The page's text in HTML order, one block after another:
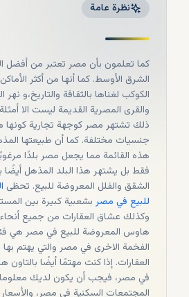
نظرة عامة
كما تعلمون بأن مصر تعتبر من أفضل
الشرق الأوسط. كما أنها من أكثر
الكوكب لغناها بالثقافة والتاريخ،و نهر
والقرى المصرية القديمة ليست الا
ذلك تشتهر مصر كوجهة تجارية كونها
جنسيات مختلفة. كما أن طبيعتها
هذه القائمة مما يجعل مصر بلدًا
فقط بل يشتهر هذا البلد المذهل أيضًا
الشقق والفلل المعروضة للبيع. تحظى
للبيع في مصر بشعبية كبيرة بين
وكذلك عشاق العقارات من جميع أنحاء
هاوس المعروضة للبيع في مصر هي
الفخمة الاخرى في مصر والتي يهتم
العقارات. إذا كنت مهتمًا أيضًا
في مصر، فيجب أن يكون لديك
المجتمعات السكنية في مصر، والأسعار